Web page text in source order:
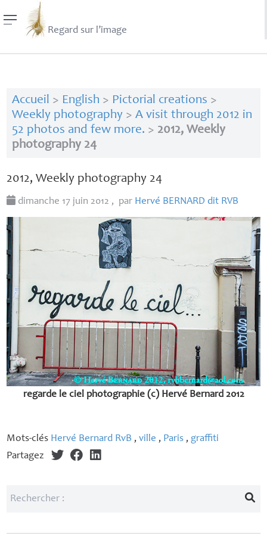
Regard sur l’image
Accueil > English > Pictorial creations >
Weekly photography> A visit through 2012 in
52 photos and few more. > 2012, Weekly
photography 24
2012, Weekly photography 24
dimanche 17 juin 2012 , par Hervé BERNARD dit RVB
regarde le ciel photographie (c) Hervé Bernard 2012
Mots-clés Hervé Bernard RvB ,ville , Paris ,graffiti
Partagez